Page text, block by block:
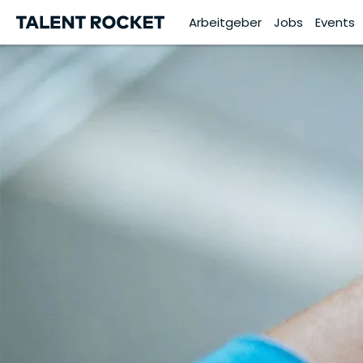
Arbeitgeber Jobs Events